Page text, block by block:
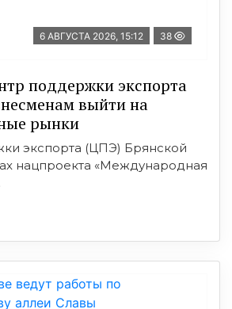
6 АВГУСТА 2026, 15:12 38
поддержки экспорта
выйти на
рынки
экспорта (ЦПЭ) Брянской
нацпроекта «Международная